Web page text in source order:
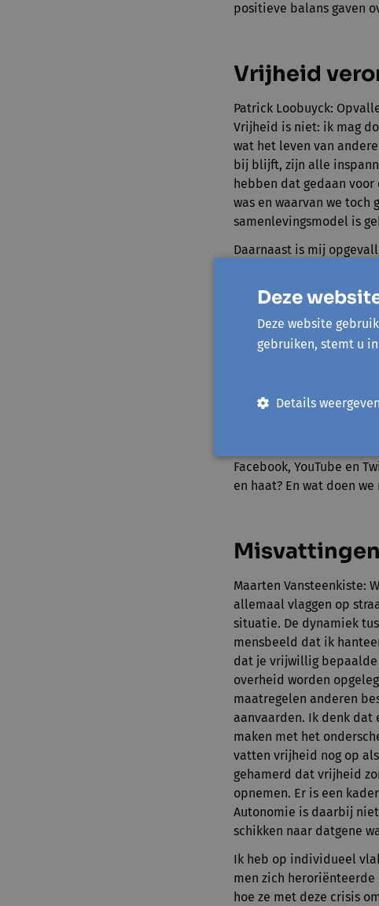
positieve balans gaven
Vrijheid
Patrick Loobuyck:
Vrijheid is niet: ik mag
wat het leven van
bij blijft, zijn alle
hebben dat gedaan
was en waarvan we toch
samenlevingsmodel is
Daarnaast is mij
gelukkige zaak
wat politici doen.
wetenschap. Anders
helling.
niet. Kritisch denken
zijn, en dat vergt een
Facebook, YouTube en
en haat? En wat doen
Maarten Vansteenkiste:
allemaal vlaggen op
situatie. De dynamiek
mensbeeld dat ik
dat je vrijwillig bepaalde
overheid worden
maatregelen anderen
aanvaarden. Ik denk
maken met het
vatten vrijheid nog op
gehamerd dat vrijheid
opnemen. Er is een
Autonomie is daarbij
schikken naar datgene
Ik heb op individueel
men zich
hoe ze met deze crisis
Deze
Deze website
gebruiken, stemt u
Details weergeven